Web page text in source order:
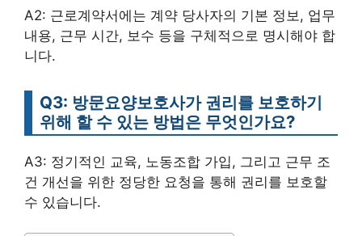
A2: 근로계약서에는 계약 당사자의 기본 정보, 업무
내용, 근무 시간, 보수 등을 구체적으로 명시해야 합
니다.
Q3: 방문요양보호사가 권리를 보호하기
위해 할 수 있는 방법은 무엇인가요?
A3: 정기적인 교육, 노동조합 가입, 그리고 근무 조
건 개선을 위한 정당한 요청을 통해 권리를 보호할
수 있습니다.